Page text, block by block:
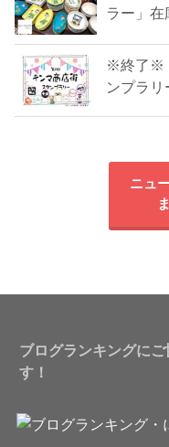
ラー」在
※終了※
ンプラリ
ニュ
ブログランキングに
す！